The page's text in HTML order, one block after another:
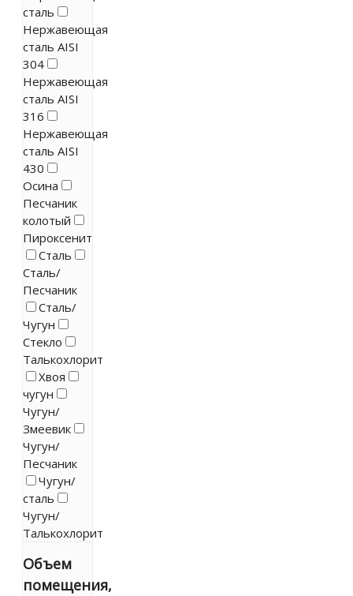
сталь
Нержавеющая
сталь AISI
304
Нержавеющая
сталь AISI
316
Нержавеющая
сталь AISI
430
Осина
Песчаник
колотый
Пироксенит
Сталь
Сталь/
Песчаник
Сталь/
Чугун
Стекло
Талькохлорит
Хвоя
чугун
Чугун/
Змеевик
Чугун/
Песчаник
Чугун/
сталь
Чугун/
Талькохлорит
Объем
помещения,